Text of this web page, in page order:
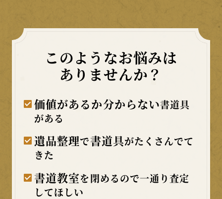
このようなお悩みは
ありませんか？
価値があるか分からない書道具
がある
遺品整理で書道具がたくさんでて
きた
書道教室を閉めるので一通り査定
してほしい